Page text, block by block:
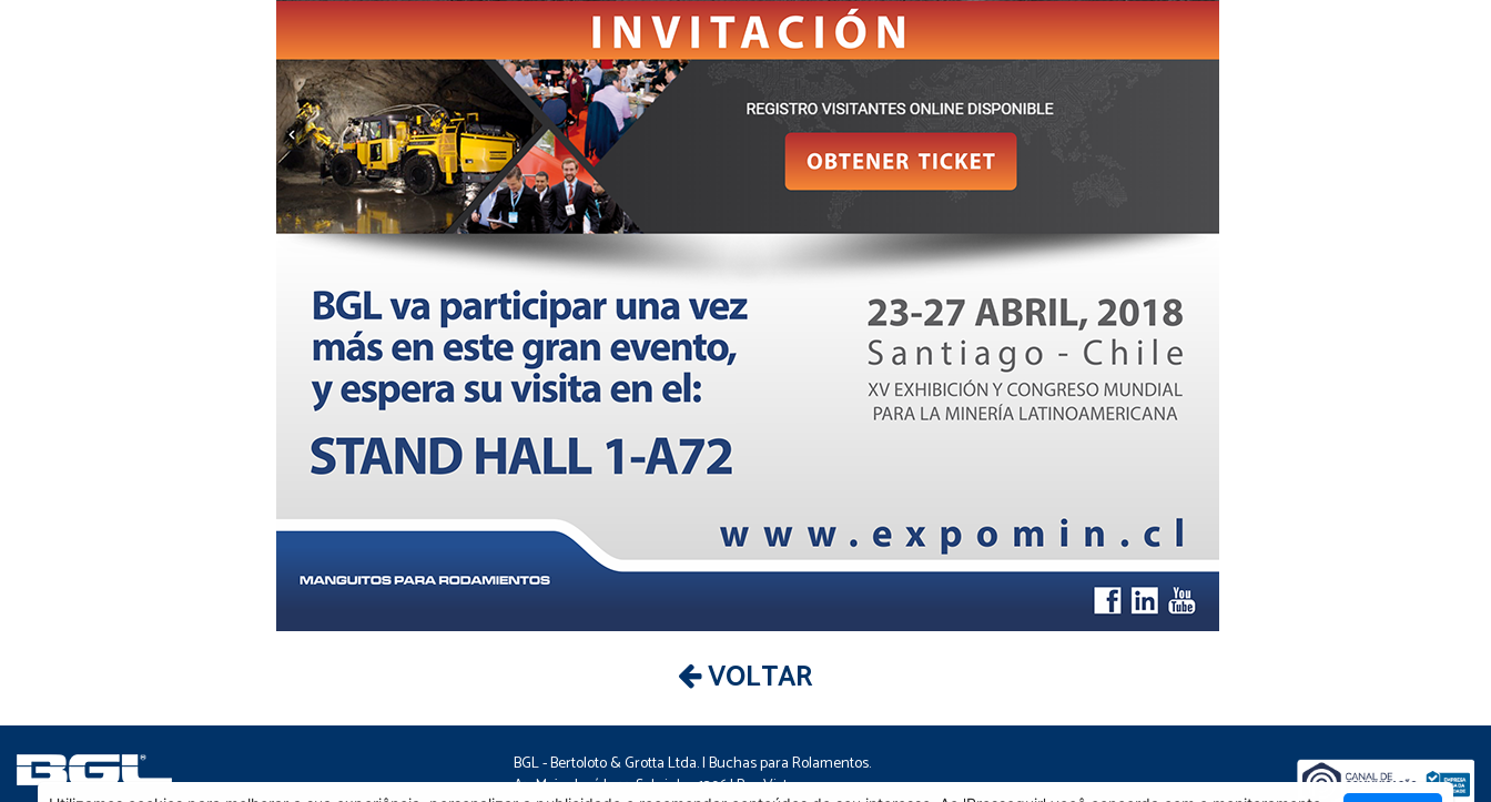
VOLTAR
BGL - Bertoloto & Grotta Ltda. | Buchas para Rolamentos.
Av. Major José Levy Sobrinho, 1296 | Boa Vista